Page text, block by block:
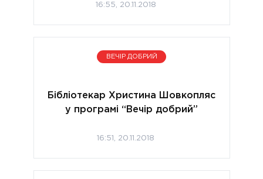
16:55, 20.11.2018
ВЕЧІР ДОБРИЙ
Бібліотекар Христина Шовкопляс
у програмі “Вечір добрий”
16:51, 20.11.2018